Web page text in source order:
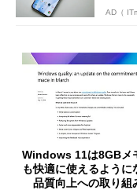
AD（
Windows 11は8GBメ
も快適に使えるように
品質向上への取り組